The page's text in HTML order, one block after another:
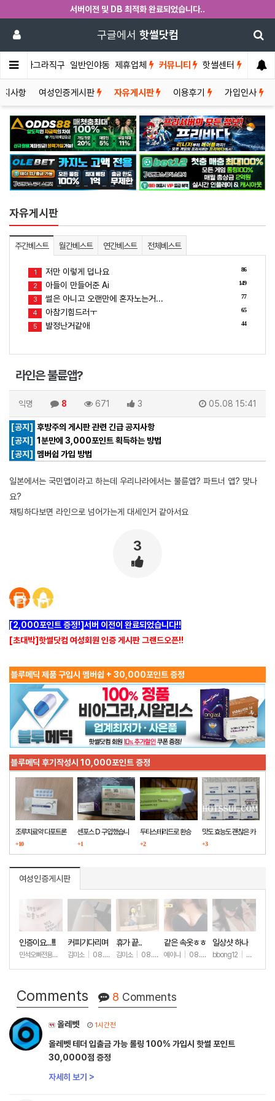
서버이전 및 DB 최적화 완료되었습니다..
구글에서 핫썰닷컴
비아그라직구 일반인야동 제휴업체 커뮤니티 핫썰센터
지사항 여성인증게시판 자유게시판 이용후기 가입인사
자유게시판
주간베스트 월간베스트 연간베스트 전체베스트
86
1 저만 이렇게 덥나요
149
2 아들이 만들어준 Ai
77
3 썰은 아니고 오랜만에 혼자노는거...
65
4 아참기힘드러ㅜ
44
5 발정난거같애
라인은 불륜앱?
익명 8 671 3 05.08 15:41
[공지] 후방주의 게시판 관련 긴급 공지사항
[공지] 1분만에 3,000포인트 획득하는 방법
[공지]
멤버쉽 가입 방법
일본에서는 국민앱이라고 하는데 우리나라에서는 불륜앱? 파트너 앱? 맞나
요?
채팅하다보면 라인으로 넘어가는게 대세인거 같아서요
3
[2,000포인트 증정!]서버 이전이 완료되었습니다!!
[초대박]핫썰닷컴 여성회원 인증 게시판 그랜드오픈!!
블루메딕 제품 구입시 멤버쉽 + 30,000포인트 증정
블루메딕 후기작성시 10,000포인트 증정
조루치료약 다포트론
구매했습니다
+10
센포스 D 구입했습니
다
+1
두타스테리드로 환승
+2
맛도 효능도 괜찮은 카
마그라
+3
여성인증게시판
인증이요...!!!
민석오빠전용노예 08.08+1
커피기다리며
(안야함)
김미소 08.08 +43
휴가 끝..
김미소 08.07 +194
같은 속옷ㅎㅎ
예이니 08.04 +72
일상샷 하나
bbong12 07.31
Comments 8 Comments
올레벳 1시간전
올레벳 테더 입출금 가능 롤링 100% 가입시 핫썰 포인트
30,0000점 증정
자세히 보기 >